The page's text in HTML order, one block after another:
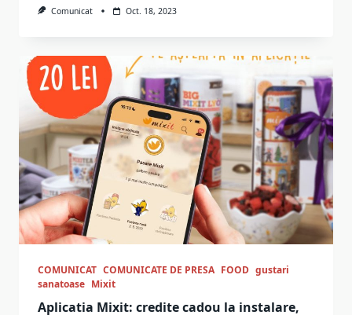
Comunicat Oct. 18, 2023
COMUNICAT COMUNICATE DE PRESA FOOD gustari
sanatoase Mixit
Aplicatia Mixit: credite cadou la instalare,